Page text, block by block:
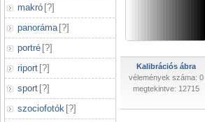
makró [?]
panoráma [?]
portré [?]
riport [?]
sport [?]
szociofotók [?]
Kalibrációs ábra
vélemények száma: 0
megtekintve: 12715